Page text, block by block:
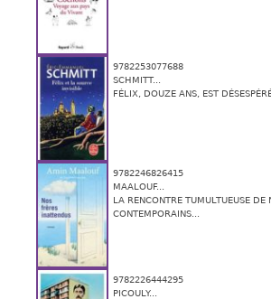
9782253077688
SCHMITT...
FÉLIX, DOUZE ANS, EST
9782246826415
MAALOUF...
LA RENCONTRE TUMULTUEUSE DE
CONTEMPORAINS...
9782226444295
PICOULY...